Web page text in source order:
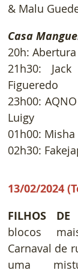
& Malu
Casa
20h: Abertura
21h30:
Figueredo
23h00:
Luigy
01h00: Misha
02h30:
13/02/2024
FILHOS DE
blocos
Carnaval de
uma